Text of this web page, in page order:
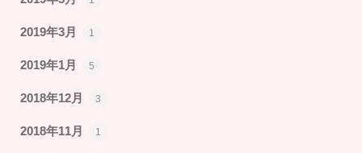
2019年3月 1
2019年1月 5
2018年12月 3
2018年11月 1